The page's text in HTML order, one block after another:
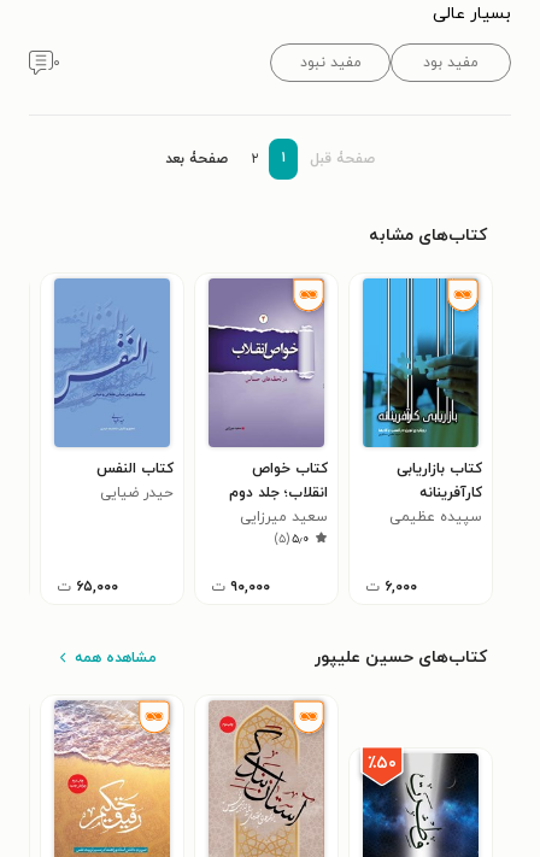
بسیار عالی
مفید بود مفید نبود ۰
صفحۀ قبل ۱ ۲ صفحۀ بعد
کتاب‌های مشابه
کتاب بازاریابی
کارآفرینانه
سپیده عظیمی
۶,۰۰۰ ت
کتاب خواص
انقلاب؛ جلد دوم
سعید میرزایی
۵٫۰(۵)
۹۰,۰۰۰ ت
کتاب النفس
حیدر ضیایی
۶۵,۰۰۰ ت
کتاب‌های حسین علیپور مشاهده همه
٪۵۰